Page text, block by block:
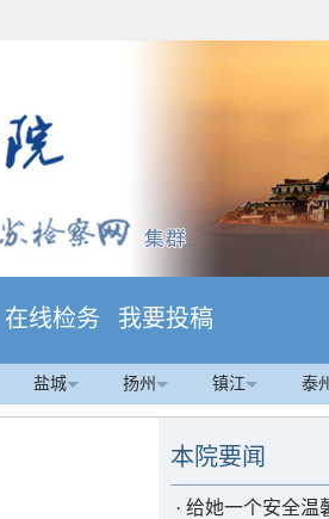
在线检务 我要投稿
盐城 扬州 镇江 泰
本院要闻
· 给她一个安全